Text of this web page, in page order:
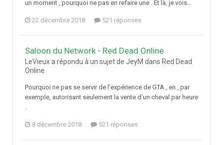
un moment , pourquoi ne pas en refaire une . Et là, je vois...
22 décembre 2018 521 réponses
Saloon du Network - Red Dead Online
LeVieux a répondu à un sujet de JeyM dans Red Dead
Online
Pourquoi ne pas se servir de l’expérience de GTA , en , par
exemple, autorisant seulement la vente d'un cheval par heure
.
8 décembre 2018 521 réponses